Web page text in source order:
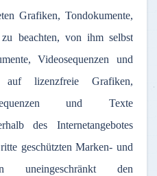
Grafiken, Tondokumente,
beachten, von ihm selbst
Videosequenzen und
lizenzfreie Grafiken,
und Texte
des Internetangebotes
geschützten Marken- und
uneingeschränkt den